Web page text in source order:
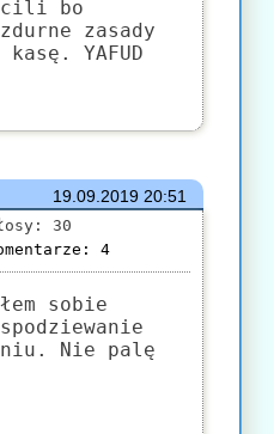
bo
zasady
YAFUD
19.09.201920:51
30
4
sobie
Nie palę